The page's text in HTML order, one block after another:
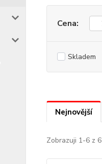
Cena:
Skladem
Nejnovější
Zobrazuji 1-6 z 6